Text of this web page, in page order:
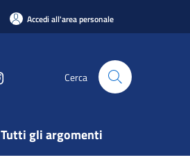
Accedi all'area personale
Cerca
Tutti gli argomenti